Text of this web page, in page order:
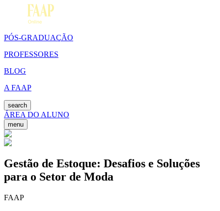
PÓS-GRADUAÇÃO
PROFESSORES
BLOG
A FAAP
search
ÁREA DO ALUNO
menu
Gestão de Estoque: Desafios e Soluções
para o Setor de Moda
FAAP